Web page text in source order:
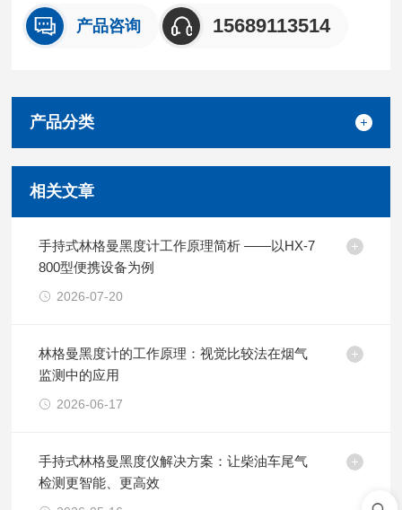
产品咨询 15689113514
产品分类
相关文章
手持式林格曼黑度计工作原理简析 ——以HX-7
800型便携设备为例
2026-07-20
林格曼黑度计的工作原理：视觉比较法在烟气
监测中的应用
2026-06-17
手持式林格曼黑度仪解决方案：让柴油车尾气
检测更智能、更高效